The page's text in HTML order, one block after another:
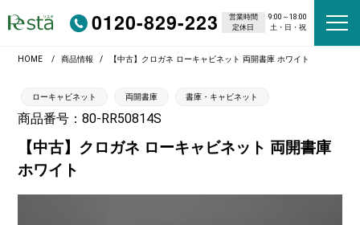
0120-829-223 営業時間
9:00～18:00
定休日
土・日・祝
HOME 商品情報 【中古】クロガネ ローキャビネット 両開書庫 ホワイト
ローキャビネット 両開書庫 書庫・キャビネット
商品番号：80-RR50814S
【中古】クロガネ ローキャビネット 両開書庫
ホワイト